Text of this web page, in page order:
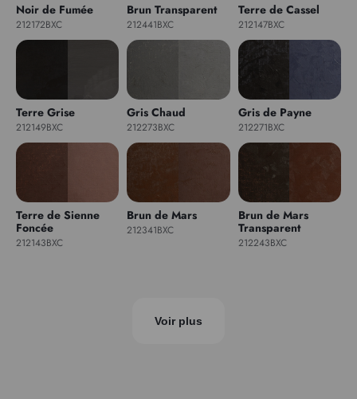
Noir de Fumée
212172BXC
Brun Transparent
212441BXC
Terre de Cassel
212147BXC
Terre Grise
212149BXC
Gris Chaud
212273BXC
Gris de Payne
212271BXC
Terre de Sienne
Foncée
212143BXC
Brun de Mars
212341BXC
Brun de Mars
Transparent
212243BXC
Voir plus